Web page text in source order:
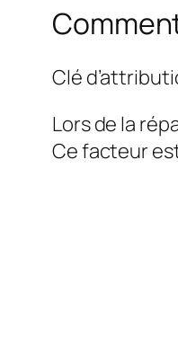
Clé
Lors de la
Ce facteur